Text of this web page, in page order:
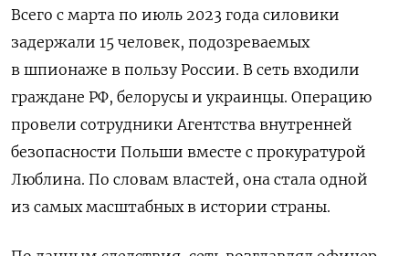
Всего с марта по июль 2023 года силовики
задержали 15 человек, подозреваемых
в шпионаже в пользу России. В сеть входили
граждане РФ, белорусы и украинцы. Операцию
провели сотрудники Агентства внутренней
безопасности Польши вместе с прокуратурой
Люблина. По словам властей, она стала одной
из самых масштабных в истории страны.